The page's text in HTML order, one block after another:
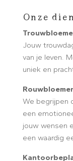
Onze
Jouw
van je leven.
uniek en
We begrijpen
een
jouw wensen
een waardig